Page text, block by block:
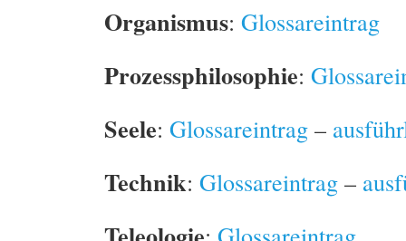
Organismus: Glossareintrag
Prozessphilosophie:
Seele: Glossareintrag –
Technik: Glossareintrag –